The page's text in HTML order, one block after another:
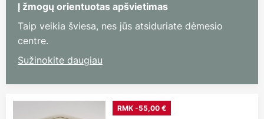
Į žmogų orientuotas apšvietimas
Taip veikia šviesa, nes jūs atsiduriate dėmesio
centre.
Sužinokite daugiau
RMK -55,00 €